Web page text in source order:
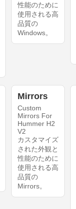
性能のために
使用される高
品質の
Windows。
Mirrors
Custom
Mirrors For
Hummer H2
V2
カスタマイズ
された外観と
性能のために
使用される高
品質の
Mirrors。